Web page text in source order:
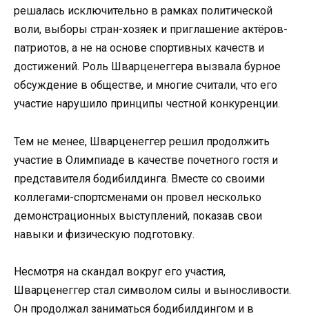
решалась исключительно в рамках политической
воли, выборы стран-хозяек и приглашение актёров-
патриотов, а не на основе спортивных качеств и
достижений. Роль Шварценеггера вызвала бурное
обсуждение в обществе, и многие считали, что его
участие нарушило принципы честной конкуренции.
Тем не менее, Шварценеггер решил продолжить
участие в Олимпиаде в качестве почетного гостя и
представителя бодибилдинга. Вместе со своими
коллегами-спортсменами он провел несколько
демонстрационных выступлений, показав свои
навыки и физическую подготовку.
Несмотря на скандал вокруг его участия,
Шварценеггер стал символом силы и выносливости.
Он продолжал заниматься бодибилдингом и в